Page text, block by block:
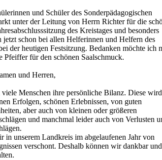
und Schüler des Sonderpädagogischen
unter der Leitung von Herrn Richter für die
des Kreistages und besonders
jetzt schon bei allen Helferinnen und Helfern des
der heutigen Festsitzung. Bedanken möchte ich
Pfeiffer für den schönen Saalschmuck.
und Herren,
viele Menschen ihre persönliche Bilanz. Diese wird
Erfolgen, schönen Erlebnissen, von guten
aber auch von kleinen oder größeren
und manchmal leider auch von Verlusten
in unserem Landkreis im abgelaufenen Jahr von
verschont. Deshalb können wir dankbar und